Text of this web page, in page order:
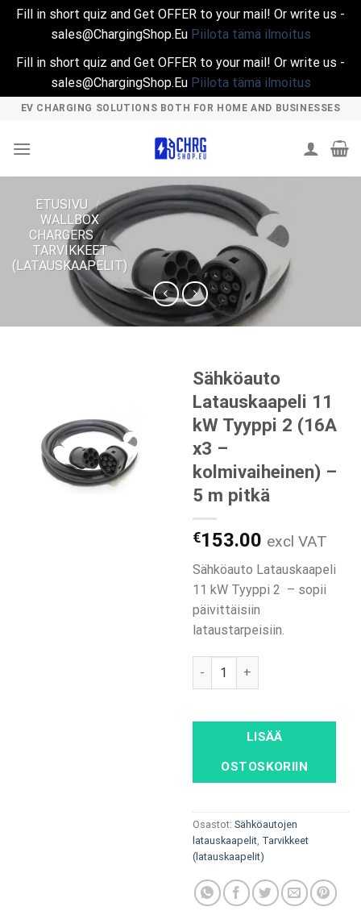
Fill in short quiz and Get OFFER to your mail! Or write us -
sales@ChargingShop.Eu Piilota tämä ilmoitus
Fill in short quiz and Get OFFER to your mail! Or write us -
sales@ChargingShop.Eu Piilota tämä ilmoitus
Skip
content
EV CHARGING SOLUTIONS BOTH FOR HOME AND BUSINESSES
ETUSIVU /
WALLBOX
CHARGERS /
TARVIKKEET
(LATAUSKAAPELIT)
Sähköauto
Latauskaapeli 11
kW Tyyppi 2 (16A
x3 –
kolmivaiheinen) –
5 m pitkä
€153.00 excl VAT
Sähköauto Latauskaapeli
11 kW Tyyppi 2 – sopii
päivittäisiin
lataustarpeisiin.
Sähköauto Latauskaapeli 11
LISÄÄ
OSTOSKORIIN
Osastot: Sähköautojen
latauskaapelit Tarvikkeet
(latauskaapelit)